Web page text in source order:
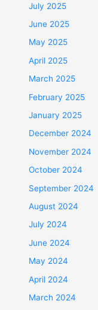
July 2025
June 2025
May 2025
April 2025
March 2025
February 2025
January 2025
December 2024
November 2024
October 2024
September 2024
August 2024
July 2024
June 2024
May 2024
April 2024
March 2024